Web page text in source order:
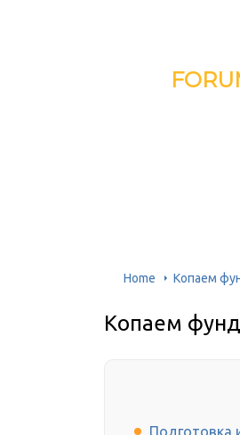
Home Копаем
Копаем
Подготовка